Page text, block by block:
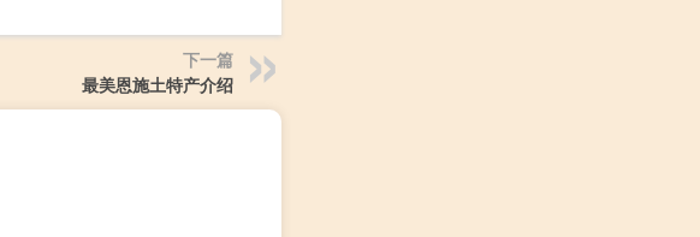
下一篇
最美恩施土特产介绍